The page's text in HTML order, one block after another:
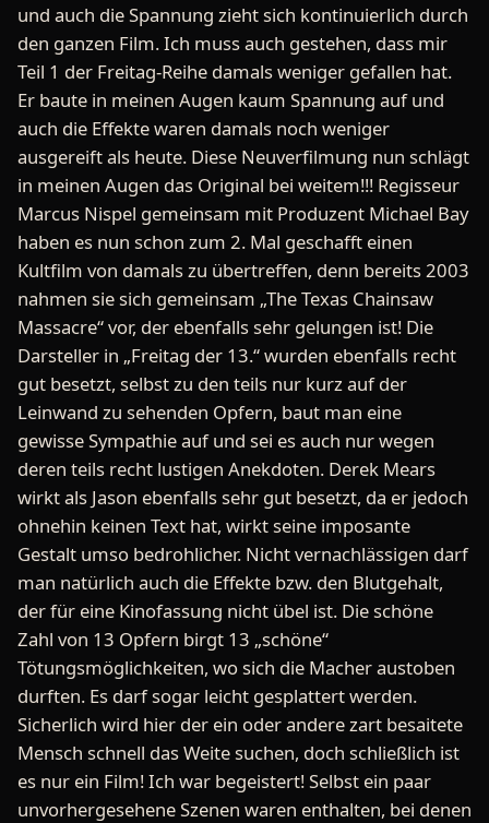
und auch die Spannung zieht sich kontinuierlich durch
den ganzen Film. Ich muss auch gestehen, dass mir
Teil 1 der Freitag-Reihe damals weniger gefallen hat.
Er baute in meinen Augen kaum Spannung auf und
auch die Effekte waren damals noch weniger
ausgereift als heute. Diese Neuverfilmung nun schlägt
in meinen Augen das Original bei weitem!!! Regisseur
Marcus Nispel gemeinsam mit Produzent Michael Bay
haben es nun schon zum 2. Mal geschafft einen
Kultfilm von damals zu übertreffen, denn bereits 2003
nahmen sie sich gemeinsam „The Texas Chainsaw
Massacre“ vor, der ebenfalls sehr gelungen ist! Die
Darsteller in „Freitag der 13.“ wurden ebenfalls recht
gut besetzt, selbst zu den teils nur kurz auf der
Leinwand zu sehenden Opfern, baut man eine
gewisse Sympathie auf und sei es auch nur wegen
deren teils recht lustigen Anekdoten. Derek Mears
wirkt als Jason ebenfalls sehr gut besetzt, da er jedoch
ohnehin keinen Text hat, wirkt seine imposante
Gestalt umso bedrohlicher. Nicht vernachlässigen darf
man natürlich auch die Effekte bzw. den Blutgehalt,
der für eine Kinofassung nicht übel ist. Die schöne
Zahl von 13 Opfern birgt 13 „schöne“
Tötungsmöglichkeiten, wo sich die Macher austoben
durften. Es darf sogar leicht gesplattert werden.
Sicherlich wird hier der ein oder andere zart besaitete
Mensch schnell das Weite suchen, doch schließlich ist
es nur ein Film! Ich war begeistert! Selbst ein paar
unvorhergesehene Szenen waren enthalten, bei denen